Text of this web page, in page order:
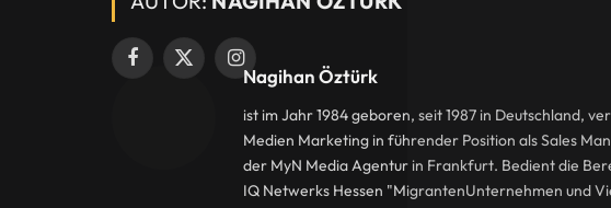
Facebook
X
Instagram
Nagihan Öztürk
ist im Jahr 1984 geboren, seit 1987 in Deutschland,
Medien Marketing in führender Position als Sales
der MyN Media Agentur in Frankfurt. Bedient die
IQ Netwerks Hessen "MigrantenUnternehmen und